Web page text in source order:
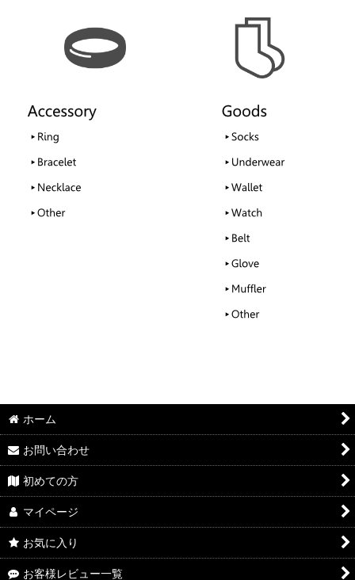
ホーム
お問い合わせ
初めての方
マイページ
お気に入り
お客様レビュー一覧